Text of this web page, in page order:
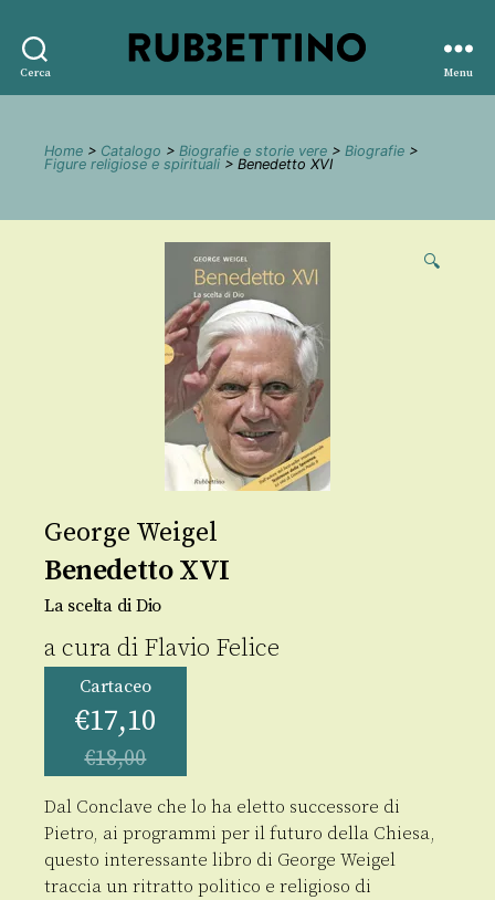
Cerca
editore
Menu
Home > Catalogo > Biografie e storie vere > Biografie >
Figure religiose e spirituali > Benedetto XVI
🔍
George Weigel
Benedetto XVI
La scelta di Dio
a cura di Flavio Felice
Cartaceo
€17,10
€18,00
Dal Conclave che lo ha eletto successore di
Pietro, ai programmi per il futuro della Chiesa,
questo interessante libro di George Weigel
traccia un ritratto politico e religioso di